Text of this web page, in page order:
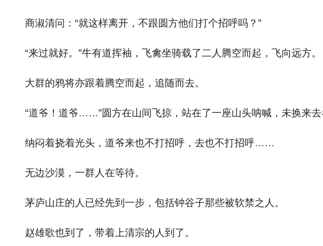
商淑清问：“就这样离开，不跟圆方他们打个招呼吗？”
“来过就好。”牛有道挥袖，飞禽坐骑载了二人腾空而起，飞向远方。
大群的鸦将亦跟着腾空而起，追随而去。
“道爷！道爷……”圆方在山间飞掠，站在了一座山头呐喊，未换来去
纳闷着挠着光头，道爷来也不打招呼，去也不打招呼……
无边沙漠，一群人在等待。
茅庐山庄的人已经先到一步，包括钟谷子那些被软禁之人。
赵雄歌也到了，带着上清宗的人到了。